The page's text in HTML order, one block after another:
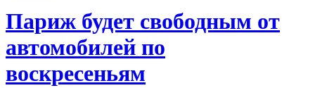
Париж будет свободным от
автомобилей по
воскресеньям